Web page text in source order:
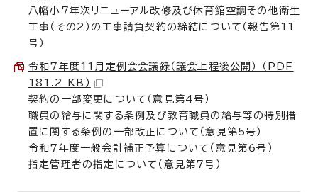
八幡小7年次リニューアル改修及び体育館空調その他衛生
工事（その2）の工事請負契約の締結について（報告第11
号）
令和7年度11月定例会会議録（議会上程後公開） （PDF
181.2 KB）
契約の一部変更について（意見第4号）
職員の給与に関する条例及び教育職員の給与等の特別措
置に関する条例の一部改正について（意見第5号）
令和7年度一般会計補正予算について（意見第6号）
指定管理者の指定について（意見第7号）